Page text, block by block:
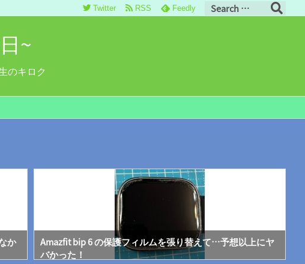
~
のキロク
Twitter RSS Feedly
か
Amazfit bip 6 の保護フィルムを張り替えて…予想以上にヤ
バかった！